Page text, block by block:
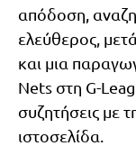
απόδοση,
ελεύθερος,
και μια
Nets στη G-
συζητήσεις με
ιστοσελίδα.